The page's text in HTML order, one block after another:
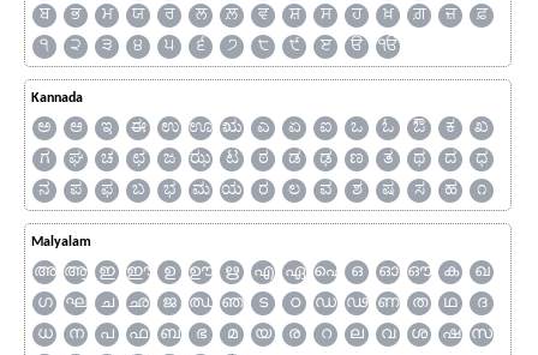
ਬ
ਭ ਮ ਯ ਰ ਲ ਲ਼ ਵ ਸ਼ ਸ ਹ ਖ਼ ਗ਼ ਜ਼
ਫ਼
੧
੨ ੩ ੪ ੫ ੬ ੭ ੮ ੯ ੲ ੳ ੴ
Kannada
ಅ ಆ ಇ ಈ ಉ ಊ ಋ ಎ ಏ ಐ ಒ ಓ ಔ ಕ
ಖ
ಗ
ಘ ಚ ಛ ಜ ಝ ಟ ಠ ಡ ಢ ಣ ತ ಥ ದ
ಧ
ನ
ಪ ಫ ಬ ಭ ಮ ಯ ರ ಲ ವ ಶ ಷ ಸ ಹ ೧
Malyalam
അ ആ ഇ ഈ ഉ ഊ ഋ എ ഏ ഐ ഒ ഓ ഔ ക
ഖ
ഗ
ഘ ച ഛ ജ ഝ ഞ ട ഠ ഡ ഢ ണ ത ഥ
ദ
ധ
ന പ ഫ ബ ഭ മ യ ര റ ല വ ശ ഷ
സ